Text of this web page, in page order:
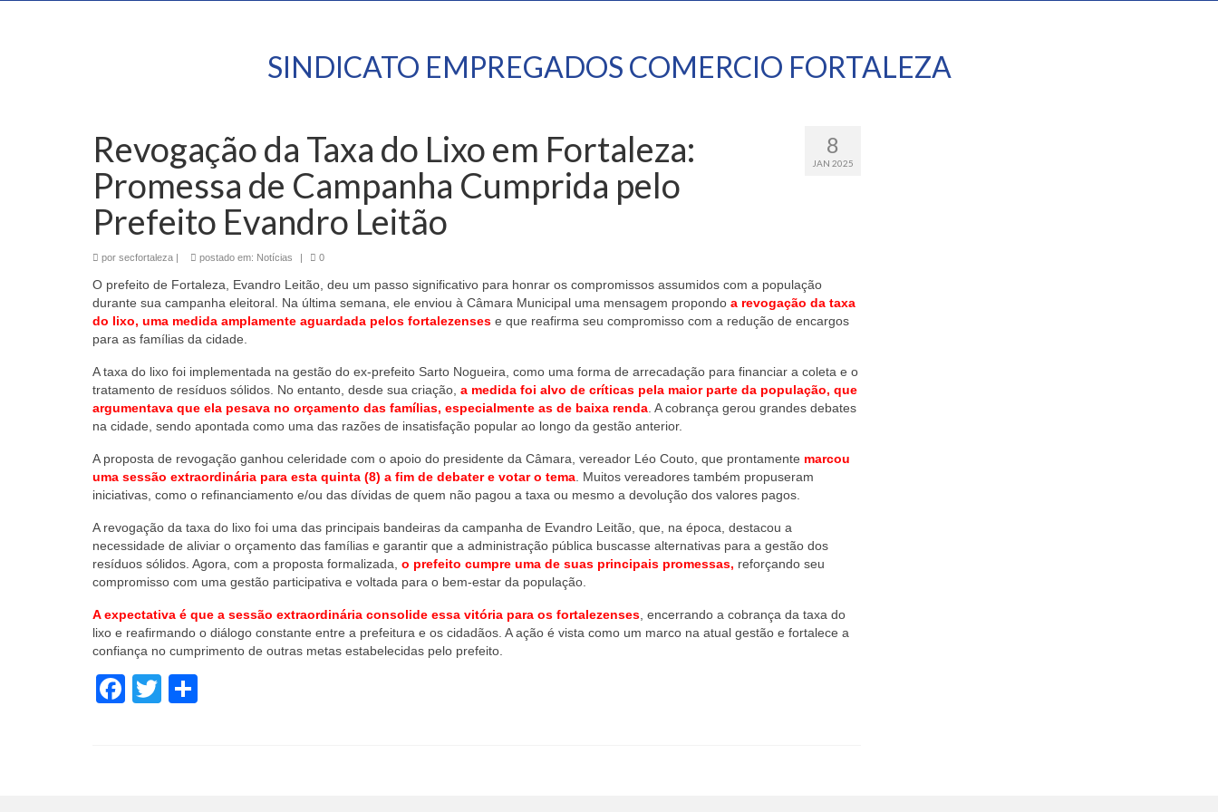
SINDICATO EMPREGADOS COMERCIO FORTALEZA
8
JAN 2025
Revogação da Taxa do Lixo em Fortaleza:
Promessa de Campanha Cumprida pelo
Prefeito Evandro Leitão
por secfortaleza | postado em: Notícias | 0
O prefeito de Fortaleza, Evandro Leitão, deu um passo significativo para honrar os compromissos assumidos com a população
durante sua campanha eleitoral. Na última semana, ele enviou à Câmara Municipal uma mensagem propondo a revogação da taxa
do lixo, uma medida amplamente aguardada pelos fortalezenses e que reafirma seu compromisso com a redução de encargos
para as famílias da cidade.
A taxa do lixo foi implementada na gestão do ex-prefeito Sarto Nogueira, como uma forma de arrecadação para financiar a coleta e o
tratamento de resíduos sólidos. No entanto, desde sua criação, a medida foi alvo de críticas pela maior parte da população, que
argumentava que ela pesava no orçamento das famílias, especialmente as de baixa renda . A cobrança gerou grandes debates
na cidade, sendo apontada como uma das razões de insatisfação popular ao longo da gestão anterior.
A proposta de revogação ganhou celeridade com o apoio do presidente da Câmara, vereador Léo Couto, que prontamente marcou
uma sessão extraordinária para esta quinta (8) a fim de debater e votar o tema . Muitos vereadores também propuseram
iniciativas, como o refinanciamento e/ou das dívidas de quem não pagou a taxa ou mesmo a devolução dos valores pagos.
A revogação da taxa do lixo foi uma das principais bandeiras da campanha de Evandro Leitão, que, na época, destacou a
necessidade de aliviar o orçamento das famílias e garantir que a administração pública buscasse alternativas para a gestão dos
resíduos sólidos. Agora, com a proposta formalizada, o prefeito cumpre uma de suas principais promessas, reforçando seu
compromisso com uma gestão participativa e voltada para o bem-estar da população.
A expectativa é que a sessão extraordinária consolide essa vitória para os fortalezenses , encerrando a cobrança da taxa do
lixo e reafirmando o diálogo constante entre a prefeitura e os cidadãos. A ação é vista como um marco na atual gestão e fortalece a
confiança no cumprimento de outras metas estabelecidas pelo prefeito.
Facebook
Twitter